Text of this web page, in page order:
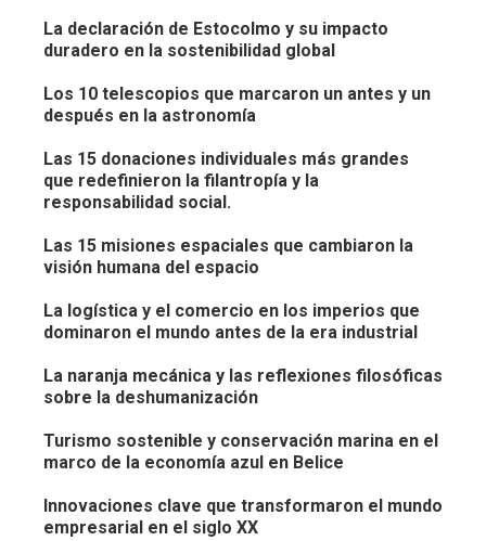
La declaración de Estocolmo y su impacto
duradero en la sostenibilidad global
Los 10 telescopios que marcaron un antes y un
después en la astronomía
Las 15 donaciones individuales más grandes
que redefinieron la filantropía y la
responsabilidad social.
Las 15 misiones espaciales que cambiaron la
visión humana del espacio
La logística y el comercio en los imperios que
dominaron el mundo antes de la era industrial
La naranja mecánica y las reflexiones filosóficas
sobre la deshumanización
Turismo sostenible y conservación marina en el
marco de la economía azul en Belice
Innovaciones clave que transformaron el mundo
empresarial en el siglo XX